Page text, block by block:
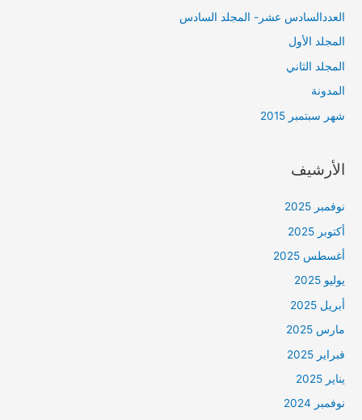
العددالسادس عشر- المجلد السادس
المجلد الأول
المجلد الثاني
المدونة
شهر سبتمبر 2015
الأرشيف
نوفمبر 2025
أكتوبر 2025
أغسطس 2025
يوليو 2025
أبريل 2025
مارس 2025
فبراير 2025
يناير 2025
نوفمبر 2024